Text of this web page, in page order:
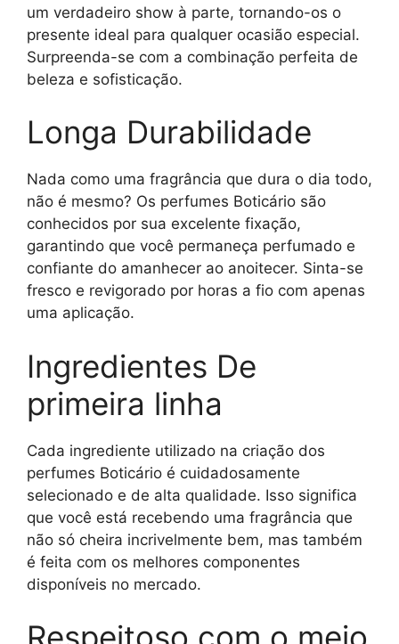
um verdadeiro show à parte, tornando-os o
presente ideal para qualquer ocasião especial.
Surpreenda-se com a combinação perfeita de
beleza e sofisticação.
Longa Durabilidade
Nada como uma fragrância que dura o dia todo,
não é mesmo? Os perfumes Boticário são
conhecidos por sua excelente fixação,
garantindo que você permaneça perfumado e
confiante do amanhecer ao anoitecer. Sinta-se
fresco e revigorado por horas a fio com apenas
uma aplicação.
Ingredientes De
primeira linha
Cada ingrediente utilizado na criação dos
perfumes Boticário é cuidadosamente
selecionado e de alta qualidade. Isso significa
que você está recebendo uma fragrância que
não só cheira incrivelmente bem, mas também
é feita com os melhores componentes
disponíveis no mercado.